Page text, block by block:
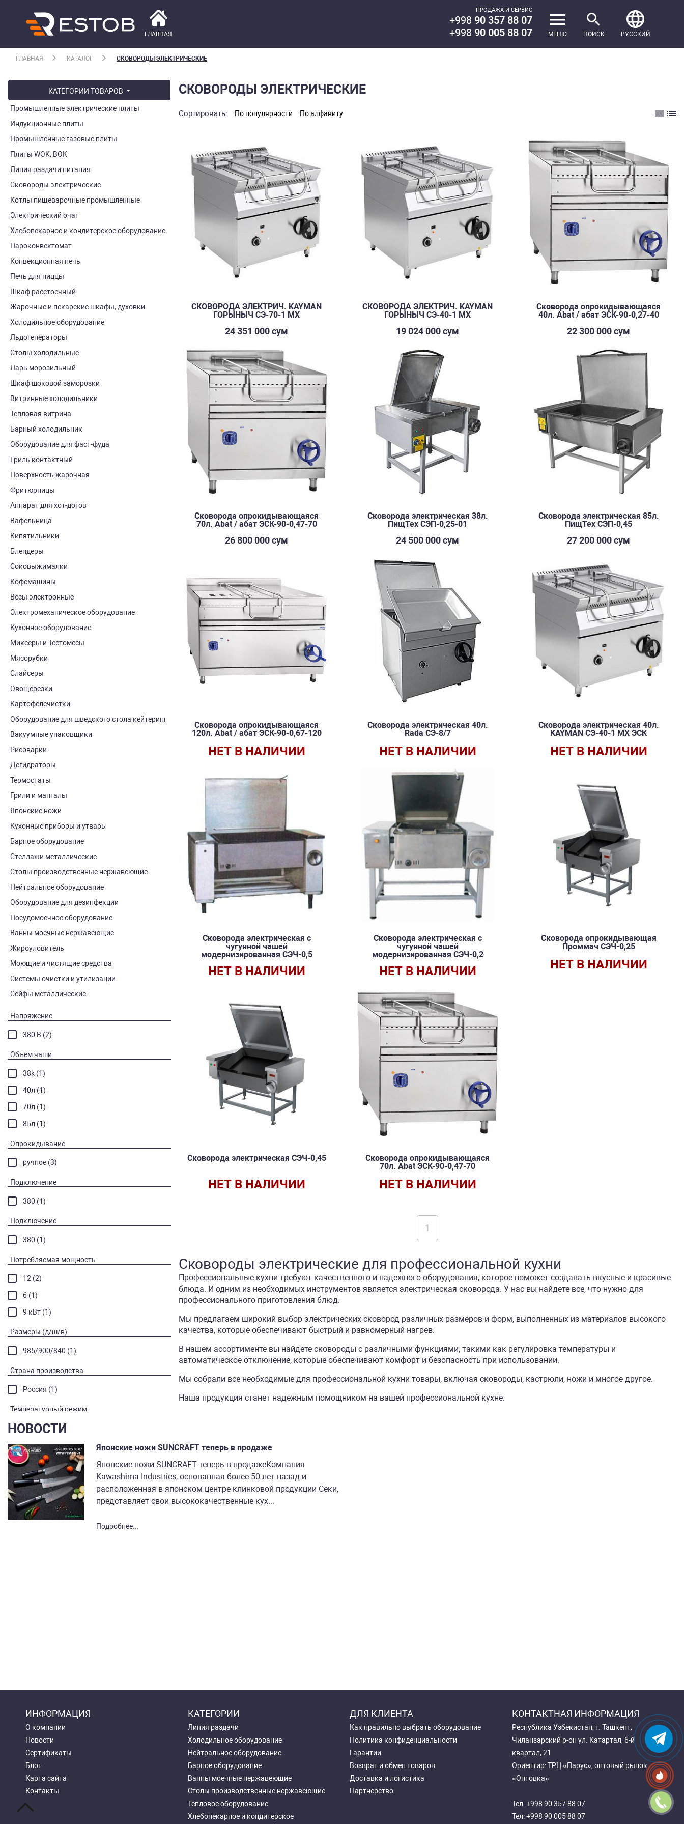
ГЛАВНАЯ
ПРОДАЖА И СЕРВИС
+998 90 357 88 07
+998 90 005 88 07 МЕНЮ ПОИСК РУССКИЙ
ГЛАВНАЯ КАТАЛОГ СКОВОРОДЫ ЭЛЕКТРИЧЕСКИЕ
КАТЕГОРИИ ТОВАРОВ
Промышленные электрические плиты
Индукционные плиты
Промышленные газовые плиты
Плиты WOK, ВОК
Линия раздачи питания
Сковороды электрические
Котлы пищеварочные промышленные
Электрический очаг
Хлебопекарное и кондитерское оборудование
Пароконвектомат
Конвекционная печь
Печь для пиццы
Шкаф расстоечный
Жарочные и пекарские шкафы, духовки
Холодильное оборудование
Льдогенераторы
Столы холодильные
Ларь морозильный
Шкаф шоковой заморозки
Витринные холодильники
Тепловая витрина
Барный холодильник
Оборудование для фаст-фуда
Гриль контактный
Поверхность жарочная
Фритюрницы
Аппарат для хот-догов
Вафельница
Кипятильники
Блендеры
Соковыжималки
Кофемашины
Весы электронные
Электромеханическое оборудование
Кухонное оборудование
Миксеры и Тестомесы
Мясорубки
Слайсеры
Овощерезки
Картофелечистки
Оборудование для шведского стола кейтеринг
Вакуумные упаковщики
Рисоварки
Дегидраторы
Термостаты
Грили и мангалы
Японские ножи
Кухонные приборы и утварь
Барное оборудование
Стеллажи металлические
Столы производственные нержавеющие
Нейтральное оборудование
Оборудование для дезинфекции
Посудомоечное оборудование
Ванны моечные нержавеющие
Жироуловитель
Моющие и чистящие средства
Системы очистки и утилизации
Сейфы металлические
Напряжение
380 В (2)
Объем чаши
38k (1)
40л (1)
70л (1)
85л (1)
Опрокидывание
ручное (3)
Подключение
380 (1)
Подключение
380 (1)
Потребляемая мощность
12 (2)
6 (1)
9 кВт (1)
Размеры (д/ш/в)
985/900/840 (1)
Страна производства
Россия (1)
Температурный режим
от 20 до 270 °С (1)
от 45 до 270 °С (1)
СКОВОРОДЫ ЭЛЕКТРИЧЕСКИЕ
Cортировать: По популярности По алфавиту
СКОВОРОДА ЭЛЕКТРИЧ. KAYMAN
ГОРЫНЫЧ СЭ-70-1 МХ
24 351 000 сум
СКОВОРОДА ЭЛЕКТРИЧ. KAYMAN
ГОРЫНЫЧ СЭ-40-1 МХ
19 024 000 сум
Сковорода опрокидывающаяся
40л. Abat / абат ЭСК-90-0,27-40
22 300 000 сум
Сковорода опрокидывающаяся
70л. Abat / абат ЭСК-90-0,47-70
26 800 000 сум
Сковорода электрическая 38л.
ПищТех СЭП-0,25-01
24 500 000 сум
Сковорода электрическая 85л.
ПищТех СЭП-0,45
27 200 000 сум
Сковорода опрокидывающаяся
120л. Abat / абат ЭСК-90-0,67-120
НЕТ В НАЛИЧИИ
Сковорода электрическая 40л.
Rada СЭ-8/7
НЕТ В НАЛИЧИИ
Сковорода электрическая 40л.
KAYMAN СЭ-40-1 МХ ЭСК
НЕТ В НАЛИЧИИ
Сковорода электрическая с
чугунной чашей
модернизированная СЭЧ-0,5
НЕТ В НАЛИЧИИ
Сковорода электрическая с
чугунной чашей
модернизированная СЭЧ-0,2
НЕТ В НАЛИЧИИ
Сковорода опрокидывающая
Проммач СЭЧ-0,25
НЕТ В НАЛИЧИИ
Сковорода электрическая СЭЧ-0,45
НЕТ В НАЛИЧИИ
Сковорода опрокидывающаяся
70л. Abat ЭСК-90-0,47-70
НЕТ В НАЛИЧИИ
1
Сковороды электрические для профессиональной кухни
Профессиональные кухни требуют качественного и надежного оборудования, которое поможет создавать вкусные и красивые
блюда. И одним из необходимых инструментов является электрическая сковорода. У нас вы найдете все, что нужно для
профессионального приготовления блюд.
Мы предлагаем широкий выбор электрических сковород различных размеров и форм, выполненных из материалов высокого
качества, которые обеспечивают быстрый и равномерный нагрев.
В нашем ассортименте вы найдете сковороды с различными функциями, такими как регулировка температуры и
автоматическое отключение, которые обеспечивают комфорт и безопасность при использовании.
Мы собрали все необходимые для профессиональной кухни товары, включая сковороды, кастрюли, ножи и многое другое.
Наша продукция станет надежным помощником на вашей профессиональной кухне.
НОВОСТИ
Японские ножи SUNCRAFT теперь в продаже
Японские ножи SUNCRAFT теперь в продажеКомпания
Kawashima Industries, основанная более 50 лет назад и
расположенная в японском центре клинковой продукции Секи,
представляет свои высококачественные кух...
Подробнее...
ИНФОРМАЦИЯ
О компании
Новости
Сертификаты
Блог
Карта сайта
Контакты
КАТЕГОРИИ
Линия раздачи
Холодильное оборудование
Нейтральное оборудование
Барное оборудование
Ванны моечные нержавеющие
Столы производственные нержавеющие
Тепловое оборудование
Хлебопекарное и кондитерское
ДЛЯ КЛИЕНТА
Как правильно выбрать оборудование
Политика конфиденциальности
Гарантии
Возврат и обмен товаров
Доставка и логистика
Партнерство
КОНТАКТНАЯ ИНФОРМАЦИЯ
Республика Узбекистан, г. Ташкент,
Чиланзарский р-он ул. Катартал, 6-й
квартал, 21
Ориентир: ТРЦ «Парус», оптовый рынок
«Оптовка»
Тел:+998 90 357 88 07
Тел:+998 90 005 88 07